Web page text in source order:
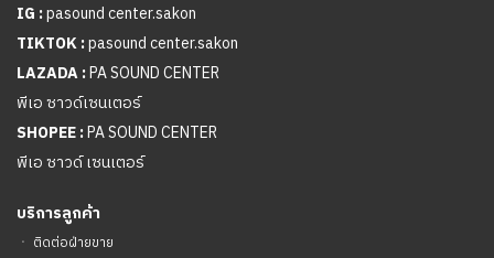
IG :pasound center.sakon
TIKTOK :pasound center.sakon
LAZADA :PA SOUND CENTER
พีเอ ซาวด์เซนเตอร์
SHOPEE :PA SOUND CENTER
พีเอ ซาวด์ เซนเตอร์
บริการลูกค้า
ㆍ ติดต่อฝ่ายขาย